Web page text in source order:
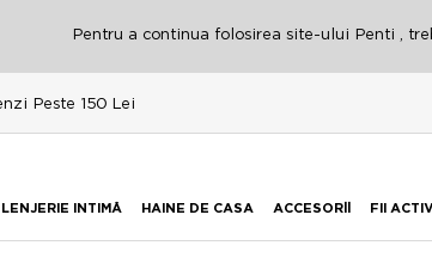
Pentru a continua folosirea site-ului Penti ,
Peste 150 Lei
LENJERIE INTIMĂ HAINE DE CASA ACCESORİİ FII ACTIV